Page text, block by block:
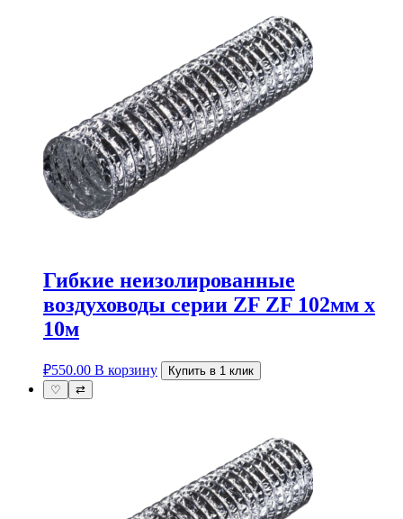
Гибкие неизолированные
воздуховоды серии ZF ZF 102мм х
10м
₽550.00 В корзину
Купить в 1 клик
♡
⇄